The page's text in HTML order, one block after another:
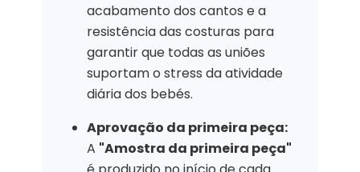
acabamento dos cantos e a
resistência das costuras para
garantir que todas as uniões
suportam o stress da atividade
diária dos bebés.
Aprovação da primeira peça:
A "Amostra da primeira peça"